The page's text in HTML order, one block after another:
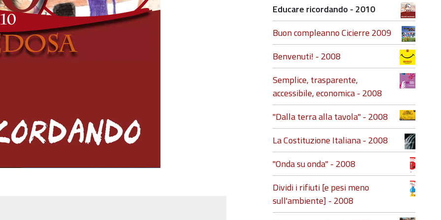
Educare ricordando - 2010
Buon compleanno Cicierre 2009
Benvenuti! - 2008
Semplice, trasparente,
accessibile, economica - 2008
"Dalla terra alla tavola" - 2008
La Costituzione Italiana - 2008
"Onda su onda" - 2008
Dividi i rifiuti [e pesi meno
sull'ambiente] - 2008